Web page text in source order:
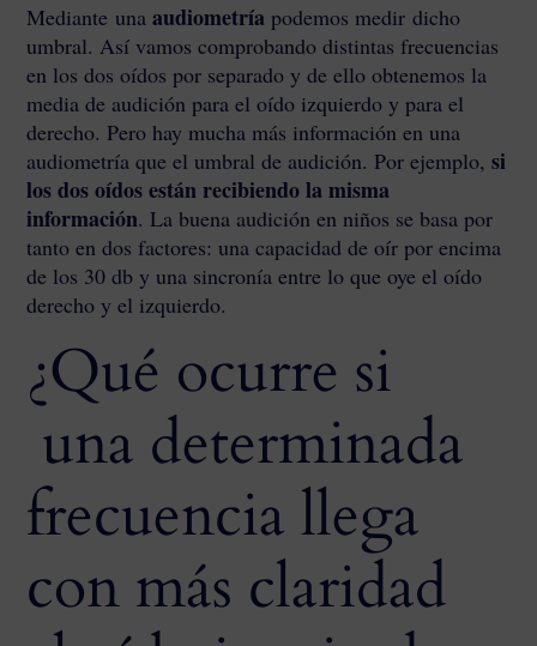
Mediante unaaudiometría podemos medir dicho
umbral. Así vamos comprobando distintas frecuencias
en los dos oídos por separado y de ello obtenemos la
media de audición para el oído izquierdo y para el
derecho. Pero hay mucha más información en una
audiometría que el umbral de audición. Por ejemplo,si
los dos oídos están recibiendo la misma
información. La buena audición en niños se basa por
tanto en dos factores: una capacidad de oír por encima
de los 30 db y una sincronía entre lo que oye el oído
derecho y el izquierdo.
¿Qué ocurre si
una determinada
frecuencia llega
con más claridad